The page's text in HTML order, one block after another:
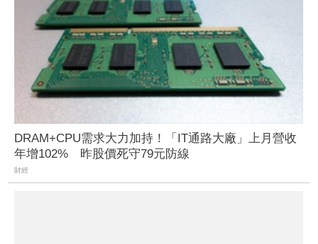
DRAM+CPU需求大力加持！「IT通路大廠」上月營收
年增102% 昨股價死守79元防線
財經